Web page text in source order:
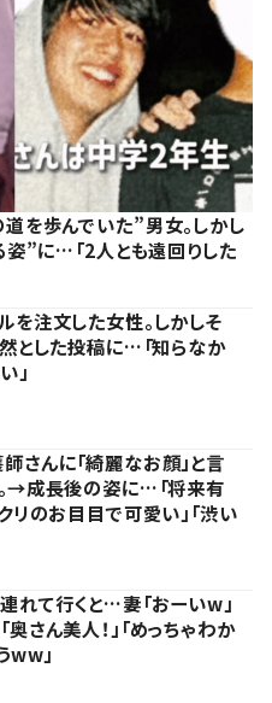
を歩んでいた”男女。しかし
”に…「2人とも遠回りした
を注文した女性。しかしそ
とした投稿に…「知らなか
」
さんに「綺麗なお顔」と言
→成長後の姿に…「将来有
リのお目目で可愛い」「渋い
れて行くと…妻「おーいw」
さん美人！」「めっちゃわか
ww」